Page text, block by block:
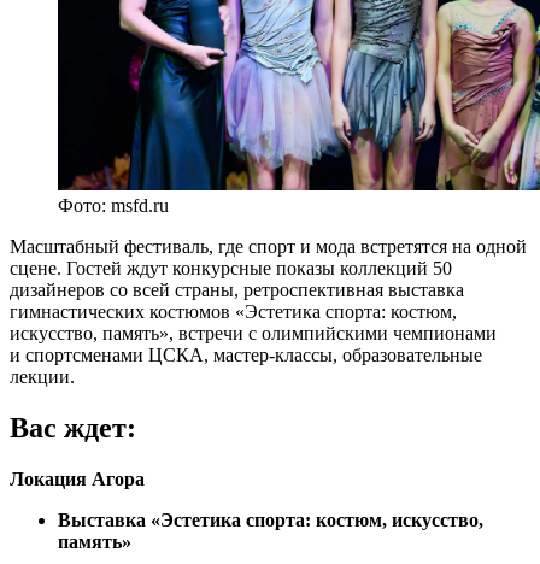
Фото: msfd.ru
Масштабный фестиваль, где спорт и мода встретятся на одной
сцене. Гостей ждут конкурсные показы коллекций 50
дизайнеров со всей страны, ретроспективная выставка
гимнастических костюмов «Эстетика спорта: костюм,
искусство, память», встречи с олимпийскими чемпионами
и спортсменами ЦСКА, мастер-классы, образовательные
лекции.
Вас ждет:
Локация Агора
Выставка «Эстетика спорта: костюм, искусство,
память»